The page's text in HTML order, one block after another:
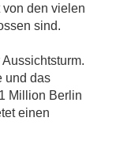
den vielen
sind.
und das
Million Berlin
einen